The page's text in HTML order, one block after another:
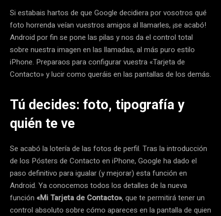
Si estabais hartos de que Google decidiera por vosotros qué
foto horrenda veían vuestros amigos al llamarles, ¡se acabó!
Android por fin se pone las pilas y nos da el control total
sobre nuestra imagen en las llamadas, al más puro estilo
iPhone. Preparaos para configurar vuestra «Tarjeta de
Contacto» y lucir como queráis en las pantallas de los demás.
Tú decides: foto, tipografía y
quién te ve
Se acabó la lotería de las fotos de perfil. Tras la introducción
de los Pósters de Contacto en iPhone, Google ha dado el
paso definitivo para igualar (y mejorar) esta función en
Android. Ya conocemos todos los detalles de la nueva
función «Mi Tarjeta de Contacto», que te permitirá tener un
control absoluto sobre cómo apareces en la pantalla de quien